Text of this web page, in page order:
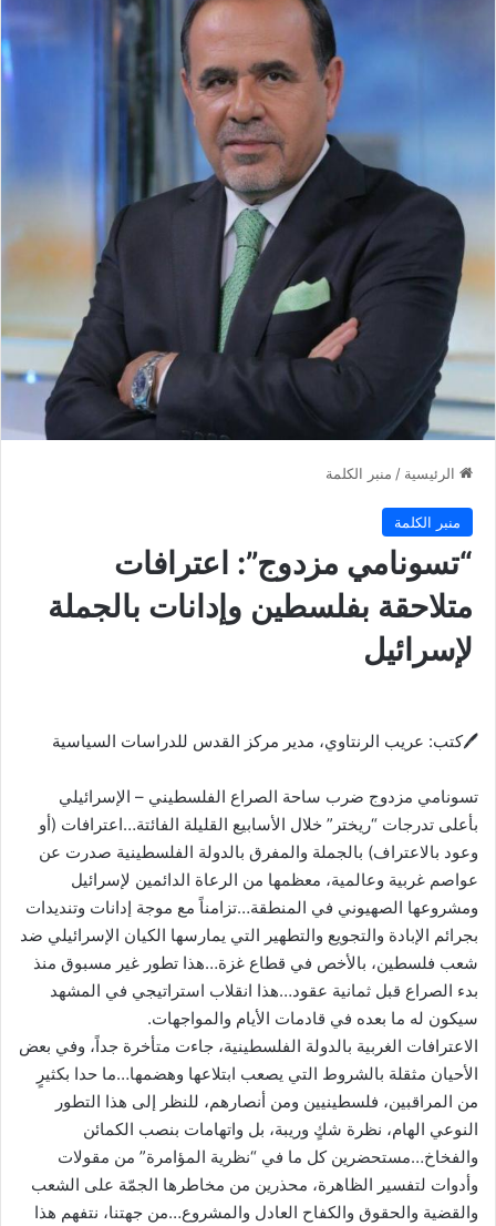
الرئيسية / منبر الكلمة
منبر الكلمة
“تسونامي مزدوج”: اعترافات
متلاحقة بفلسطين وإدانات بالجملة
لإسرائيل
🖊كتب: عريب الرنتاوي، مدير مركز القدس للدراسات السياسية
تسونامي مزدوج ضرب ساحة الصراع الفلسطيني – الإسرائيلي
بأعلى تدرجات “ريختر” خلال الأسابيع القليلة الفائتة…اعترافات (أو
وعود بالاعتراف) بالجملة والمفرق بالدولة الفلسطينية صدرت عن
عواصم غربية وعالمية، معظمها من الرعاة الدائمين لإسرائيل
ومشروعها الصهيوني في المنطقة…تزامناً مع موجة إدانات وتنديدات
بجرائم الإبادة والتجويع والتطهير التي يمارسها الكيان الإسرائيلي ضد
شعب فلسطين، بالأخص في قطاع غزة…هذا تطور غير مسبوق منذ
بدء الصراع قبل ثمانية عقود…هذا انقلاب استراتيجي في المشهد
سيكون له ما بعده في قادمات الأيام والمواجهات.
الاعترافات الغربية بالدولة الفلسطينية، جاءت متأخرة جداً، وفي بعض
الأحيان مثقلة بالشروط التي يصعب ابتلاعها وهضمها…ما حدا بكثيرٍ
من المراقبين، فلسطينيين ومن أنصارهم، للنظر إلى هذا التطور
النوعي الهام، نظرة شكٍ وريبة، بل واتهامات بنصب الكمائن
والفخاخ…مستحضرين كل ما في “نظرية المؤامرة” من مقولات
وأدوات لتفسير الظاهرة، محذرين من مخاطرها الجمّة على الشعب
والقضية والحقوق والكفاح العادل والمشروع…من جهتنا، نتفهم هذا